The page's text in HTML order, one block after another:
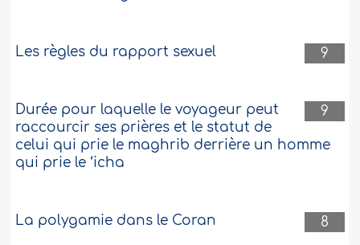
9
Les règles du rapport sexuel
9
Durée pour laquelle le voyageur peut
raccourcir ses prières et le statut de
celui qui prie le maghrib derrière un homme
qui prie le ‘icha
8
La polygamie dans le Coran